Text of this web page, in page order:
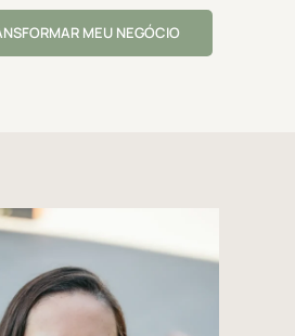
MEU NEGÓCIO